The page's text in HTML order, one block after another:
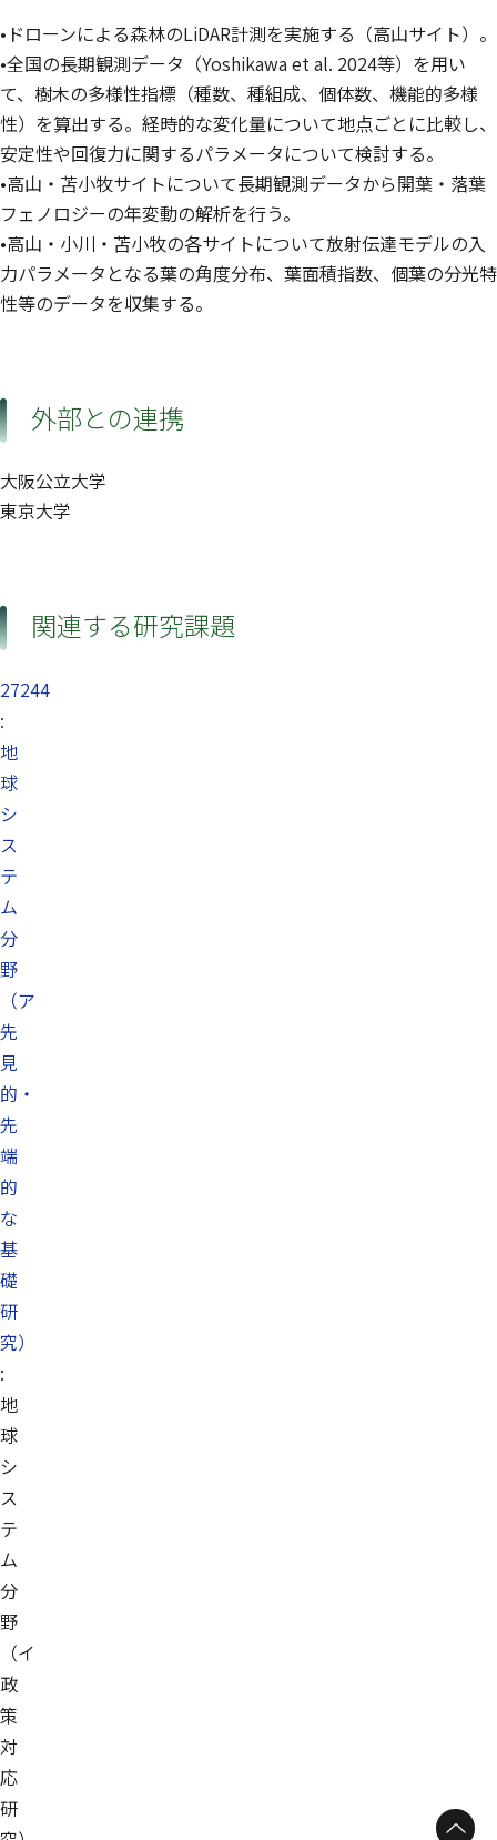
•ドローンによる森林のLiDAR計測を実施する（高山サイト）。
•全国の長期観測データ（Yoshikawa et al. 2024等）を用い
て、樹木の多様性指標（種数、種組成、個体数、機能的多様
性）を算出する。経時的な変化量について地点ごとに比較し、
安定性や回復力に関するパラメータについて検討する。
•高山・苫小牧サイトについて長期観測データから開葉・落葉
フェノロジーの年変動の解析を行う。
•高山・小川・苫小牧の各サイトについて放射伝達モデルの入
力パラメータとなる葉の角度分布、葉面積指数、個葉の分光特
性等のデータを収集する。
外部との連携
大阪公立大学
東京大学
関連する研究課題
27244
:
地
球
シ
ス
テ
ム
分
野
（ア
先
見
的・
先
端
的
な
基
礎
研
究）
:
地
球
シ
ス
テ
ム
分
野
（イ
政
策
対
応
研